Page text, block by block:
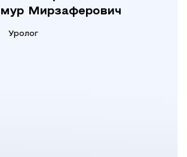
Мирзаферович
Уролог